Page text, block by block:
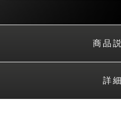
商品
詳細